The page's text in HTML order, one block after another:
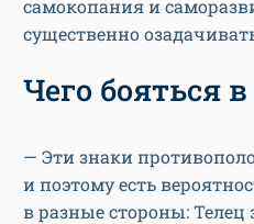
самокопания и
существенно
Чего бояться
— Эти знаки
и поэтому есть
в разные стороны: